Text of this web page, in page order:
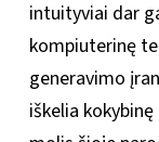
intuityviai dar
kompiuterinę
generavimo
iškelia